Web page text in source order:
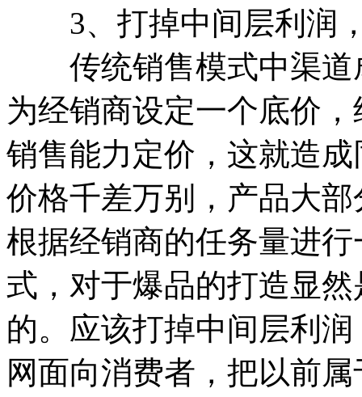
3、打掉中间层利润
传统销售模式中渠道
为经销商设定一个底价
销售能力定价，这就造
价格千差万别，产品大
根据经销商的任务量进
式，对于爆品的打造显
的。应该打掉中间层利
网面向消费者，把以前